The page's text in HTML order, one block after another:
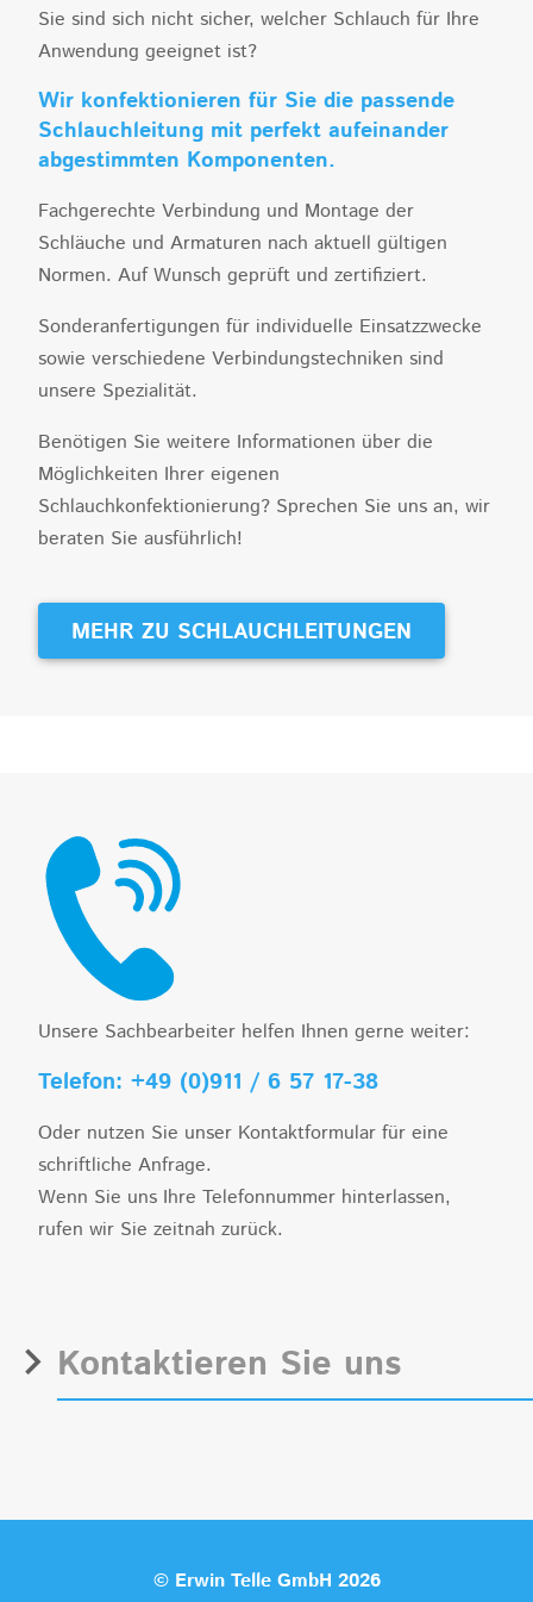
Sie sind sich nicht sicher, welcher Schlauch für Ihre
Anwendung geeignet ist?
Wir konfektionieren für Sie die passende
Schlauchleitung mit perfekt aufeinander
abgestimmten Komponenten.
Fachgerechte Verbindung und Montage der
Schläuche und Armaturen nach aktuell gültigen
Normen. Auf Wunsch geprüft und zertifiziert.
Sonderanfertigungen für individuelle Einsatzzwecke
sowie verschiedene Verbindungstechniken sind
unsere Spezialität.
Benötigen Sie weitere Informationen über die
Möglichkeiten Ihrer eigenen
Schlauchkonfektionierung? Sprechen Sie uns an, wir
beraten Sie ausführlich!
MEHR ZU SCHLAUCHLEITUNGEN
Unsere Sachbearbeiter helfen Ihnen gerne weiter:
Telefon: +49 (0)911 / 6 57 17-38
Oder nutzen Sie unser Kontaktformular für eine
schriftliche Anfrage.
Wenn Sie uns Ihre Telefonnummer hinterlassen,
rufen wir Sie zeitnah zurück.
Kontaktieren Sie uns
© Erwin Telle GmbH 2026